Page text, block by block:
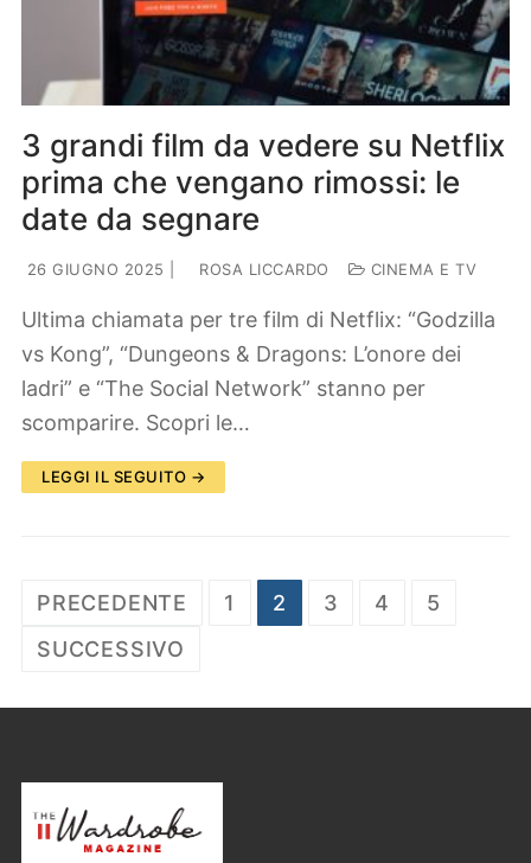
3 grandi film da vedere su Netflix
prima che vengano rimossi: le
date da segnare
26 GIUGNO 2025 ROSA LICCARDO CINEMA E TV
Ultima chiamata per tre film di Netflix: “Godzilla
vs Kong”, “Dungeons & Dragons: L’onore dei
ladri” e “The Social Network” stanno per
scomparire. Scopri le…
LEGGI IL SEGUITO →
Paginazione
degli
PRECEDENTE 1 2 3 4
5
SUCCESSIVO